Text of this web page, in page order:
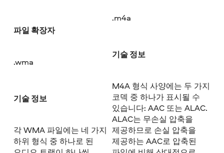
파일 확장자
.wma
기술 정보
각 WMA 파일에는 네 가지
하위 형식 중 하나로 된
.m4a
기술 정보
M4A 형식 사양에는 두 가지
코덱 중 하나가 표시될 수
있습니다: AAC 또는 ALAC.
ALAC는 무손실 압축을
제공하므로 손실 압축을
제공하는 AAC로 압축된